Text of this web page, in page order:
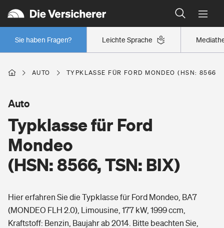
Leichte Sprache
Sie haben Fragen?
Wer versichert was: Jetzt Versicherer finden
Regionalklassen: So ist Ihre Region eingestuft
Wer versichert was: Jetzt Versicherer finden
Berufsunfähigkeitsversicherung
Arbeitsrechtsschutz
Wohnen
Wohngebäudeversicherung
Hausratversicherung
Elementarversicherung
Pri­vate Haft­pflicht­
Gesundheit
AUTO TYPKLASSE FÜR FORD MONDEO (HSN: 8566,
Typklasse für Ford
Mondeo
(HSN: 8566, TSN: BIX)
Auto
Hier erfahren Sie die Typklasse für Ford Mondeo, BA7
(MONDEO FLH 2.0), Limousine, 177 kW, 1999 ccm,
Kraftstoff: Benzin, Baujahr ab 2014. Bitte beachten Sie,